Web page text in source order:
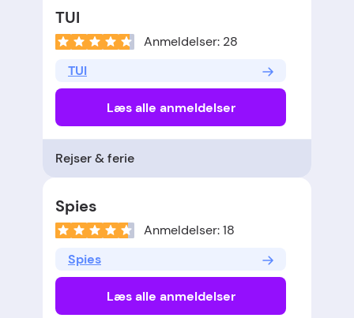
TUI
Anmeldelser: 28
TUI
Læs alle anmeldelser
Rejser & ferie
Spies
Anmeldelser: 18
Spies
Læs alle anmeldelser